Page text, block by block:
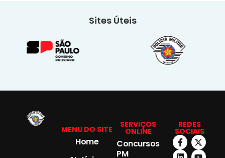
Sites Úteis
MENU DO SITE
Home
SERVIÇOS
ONLINE
Concursos
PM
REDES
SOCIAIS